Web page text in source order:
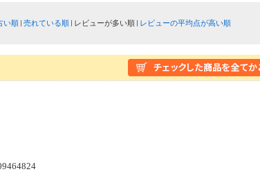
い順 売れている順 レビューが多い順
レビューの平均点が高い順